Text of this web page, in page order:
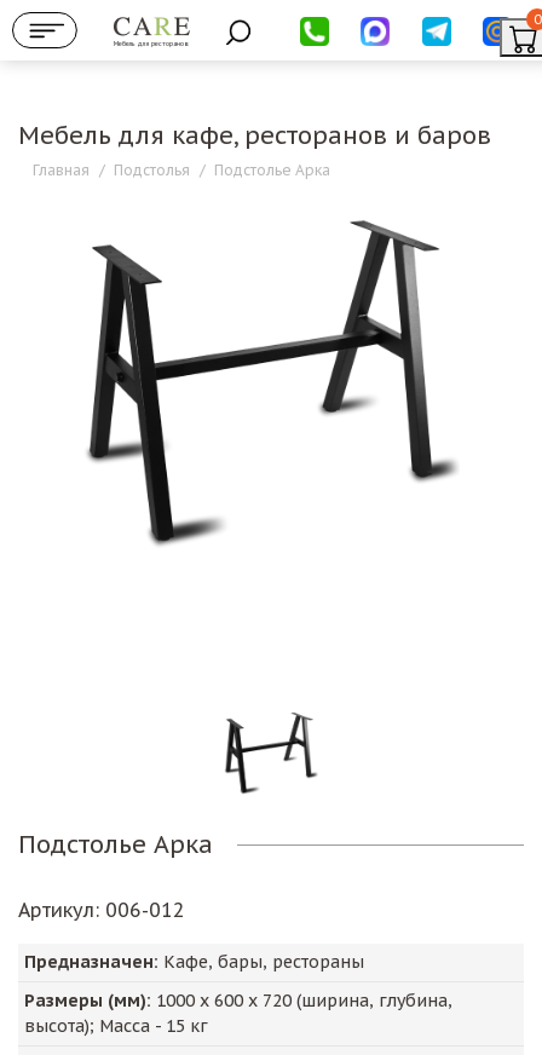
Мебель для ресторанов
0
Мебель для кафе, ресторанов и баров
Главная / Подстолья / Подстолье Арка
Подстолье Арка
Артикул: 006-012
Предназначен: Кафе, бары, рестораны
Размеры (мм): 1000 х 600 х 720 (ширина, глубина,
высота); Масса - 15 кг